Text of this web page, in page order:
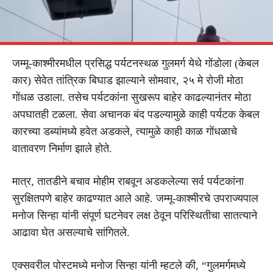
जम्मू-काश्मीरमधील प्रसिद्ध पर्यटनस्थळ गुलमर्ग येथे गोंडोला (केबल
कार) सेवेत तांत्रिक बिघाड झाल्याने सोमवार, २५ मे रोजी मोठा
गोंधळ उडाला. तसेच पर्यटकांना सुखरूप बाहेर काढल्यानंतर मोठा
अपघातही टळला. सेवा अचानक बंद पडल्यामुळे काही पर्यटक केबल
कारच्या डब्यांमध्ये हवेत अडकले, त्यामुळे काही काळ गोंधळाचे
वातावरण निर्माण झाले होते.
मात्र, तातडीने बचाव मोहीम राबवून अडकलेल्या सर्व पर्यटकांना
सुरक्षितपणे बाहेर काढण्यात आले आहे. जम्मू-काश्मीरचे उपराज्यपाल
मनोज सिन्हा यांनी संपूर्ण घटनेवर लक्ष ठेवून परिस्थितीचा सातत्याने
आढावा घेत असल्याचे सांगितले.
एक्सवरील पोस्टमध्ये मनोज सिन्हा यांनी म्हटले की, “गुलमर्गमध्ये